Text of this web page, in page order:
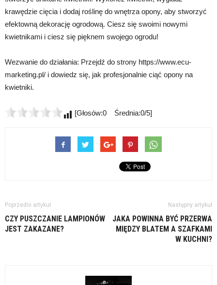
krawędzie cięcia i dodaj roślinę do wnętrza opony, aby stworzyć
efektowną dekorację ogrodową. Ciesz się swoimi nowymi
kwietnikami i ciesz się pięknem swojego ogrodu!
Wezwanie do działania: Przejdź do strony https://www.ecu-
marketing.pl/ i dowiedz się, jak profesjonalnie ciąć opony na
kwietniki.
[Głosów:0 Średnia:0/5]
Poprzedni artykuł
CZY PUSZCZANIE LAMPIONÓW
JEST ZAKAZANE?
Następny artykuł
JAKA POWINNA BYĆ PRZERWA
MIĘDZY BLATEM A SZAFKAMI
W KUCHNI?